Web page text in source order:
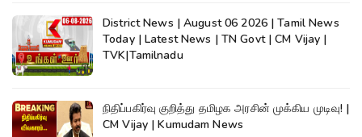
District News | August 06 2026 | Tamil News
Today | Latest News | TN Govt | CM Vijay |
TVK|Tamilnadu
நிதிப்பகிர்வு குறித்து தமிழக அரசின் முக்கிய முடிவு! |
CM Vijay | Kumudam News